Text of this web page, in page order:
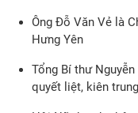
Ông Đỗ Văn Vẻ là
Hưng Yên
Tổng Bí thư
quyết liệt, kiên